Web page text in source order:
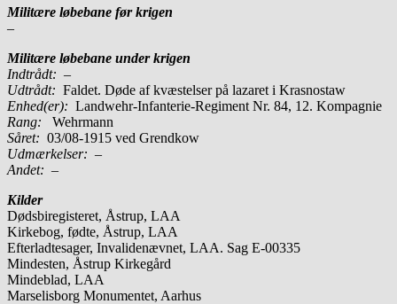
Militære løbebane før krigen
–
Militære løbebane under krigen
Indtrådt: –
Udtrådt: Faldet. Døde af kvæstelser på lazaret i Krasnostaw
Enhed(er): Landwehr-Infanterie-Regiment Nr. 84, 12. Kompagnie
Rang:
Wehrmann
Såret: 03/08-1915 ved Grendkow
Udmærkelser: –
Andet: –
Kilder
Dødsbiregisteret, Åstrup, LAA
Kirkebog, fødte, Åstrup, LAA
Efterladtesager, Invalidenævnet, LAA. Sag E-00335
Mindesten, Åstrup Kirkegård
Mindeblad, LAA
Marselisborg Monumentet, Aarhus